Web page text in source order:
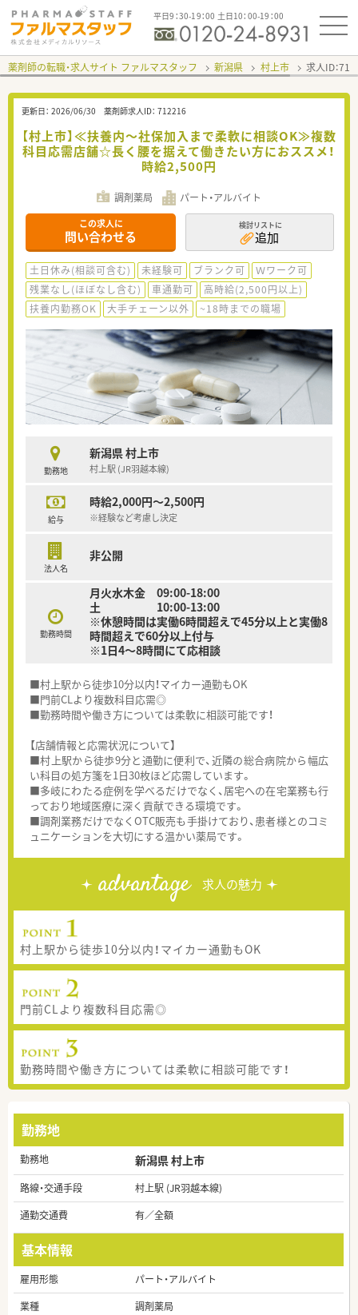
平日9：30-19：00 土日10：00-19：00
薬剤師の転職・求人サイト ファルマスタッフ 新潟県 村上市 求人ID：
更新日： 2026/06/30 薬剤師求人ID： 712216
【村上市】≪扶養内～社保加入まで柔軟に相談OK≫複数
科目応需店舗☆長く腰を据えて働きたい方におススメ！
時給2,500円
調剤薬局 パート・アルバイト
この求人に
問い合わせる
検討リストに
追加
土日休み(相談可含む) 未経験可 ブランク可
Ｗワーク可
残業なし(ほぼなし含む)
車通勤可
高時給(2,500円以上)
扶養内勤務OK
大手チェーン以外 ~18時までの職場
勤務地
新潟県 村上市
村上駅 (JR羽越本線)
給与
時給2,000円～2,500円
※経験など考慮し決定
法人名
非公開
勤務時間
月火水木金 09:00-18:00
土 10:00-13:00
※休憩時間は実働6時間超えで45分以上と実働8
時間超えで60分以上付与
※1日4～8時間にて応相談
■村上駅から徒歩10分以内！マイカー通勤もOK
■門前CLより複数科目応需◎
■勤務時間や働き方については柔軟に相談可能です！
【店舗情報と応需状況について】
■村上駅から徒歩9分と通勤に便利で、近隣の総合病院から幅広
い科目の処方箋を1日30枚ほど応需しています。
■多岐にわたる症例を学べるだけでなく、居宅への在宅業務も行
っており地域医療に深く貢献できる環境です。
■調剤業務だけでなくOTC販売も手掛けており、患者様とのコミ
ュニケーションを大切にする温かい薬局です。
advantage 求人の魅力
村上駅から徒歩10分以内！マイカー通勤もOK
門前CLより複数科目応需◎
勤務時間や働き方については柔軟に相談可能です！
勤務地
勤務地 新潟県 村上市
路線・交通手段
村上駅 (JR羽越本線)
通勤交通費
有／全額
基本情報
雇用形態
パート・アルバイト
業種
調剤薬局